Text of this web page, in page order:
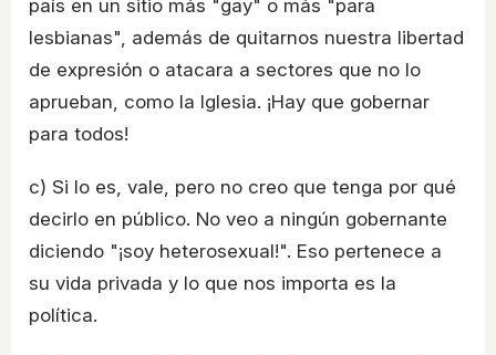
país en un sitio más "gay" o más "para
lesbianas", además de quitarnos nuestra libertad
de expresión o atacara a sectores que no lo
aprueban, como la Iglesia. ¡Hay que gobernar
para todos!
c) Si lo es, vale, pero no creo que tenga por qué
decirlo en público. No veo a ningún gobernante
diciendo "¡soy heterosexual!". Eso pertenece a
su vida privada y lo que nos importa es la
política.